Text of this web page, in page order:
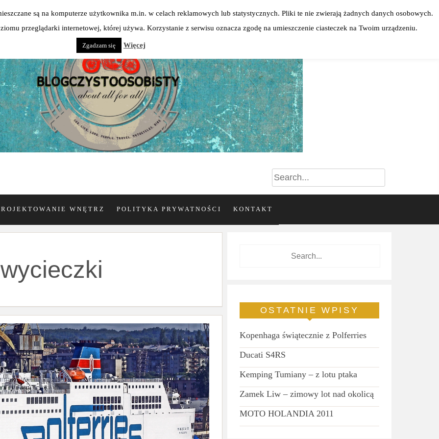
WNĘTRZ POLITYKA PRYWATNOŚCI KONTAKT
wycieczki
OSTATNIE WPISY
Kopenhaga świątecznie z Polferries
Ducati S4RS
Kemping Tumiany – z lotu ptaka
Zamek Liw – zimowy lot nad okolicą
MOTO HOLANDIA 2011
są na komputerze użytkownika m.in. w celach reklamowych lub statystycznych. Pliki te nie zwierają żadnych danych osobowych.
przeglądarki internetowej, której używa. Korzystanie z serwisu oznacza zgodę na umieszczenie ciasteczek na Twoim urządzeniu.
Zgadzam się Więcej